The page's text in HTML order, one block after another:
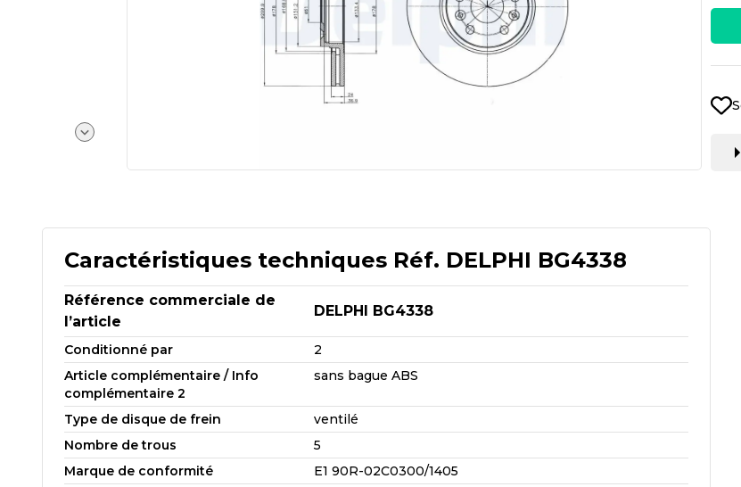
Caractéristiques techniques Réf. DELPHI BG4338
Référence commerciale de
l’article
DELPHI BG4338
Conditionné par
2
Article complémentaire / Info
complémentaire 2
sans bague ABS
Type de disque de frein
ventilé
Nombre de trous
5
Marque de conformité
E1 90R-02C0300/1405